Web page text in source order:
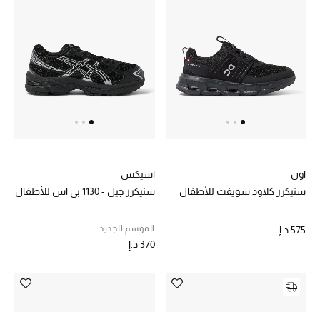
اون
سنيكرز كلاود سويفت للأطفال
575 د.إ
اسيكس
سنيكرز جيل - 1130 بي اس للأطفال
الموسم الجديد
370 د.إ